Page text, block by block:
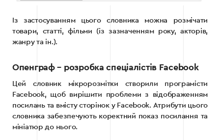
Із застосуванням цього словника можна розмічати
товари, статті, фільми (із зазначенням року, акторів,
жанру та ін.).
Опенграф – розробка спеціалістів Facebook
Цей словник мікророзмітки створили програмісти
Facebook, щоб вирішити проблеми з відображенням
посилань та вмісту сторінок у Facebook. Атрибути цього
словника забезпечують коректний показ посилання та
мініатюр до нього.